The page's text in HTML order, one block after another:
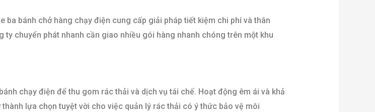
bánh chở hàng chạy điện cung cấp giải pháp tiết kiệm chi phí và thân
chuyển phát nhanh cần giao nhiều gói hàng nhanh chóng trên một khu
chạy điện để thu gom rác thải và dịch vụ tái chế. Hoạt động êm ái và khả
lựa chọn tuyệt vời cho việc quản lý rác thải có ý thức bảo vệ môi